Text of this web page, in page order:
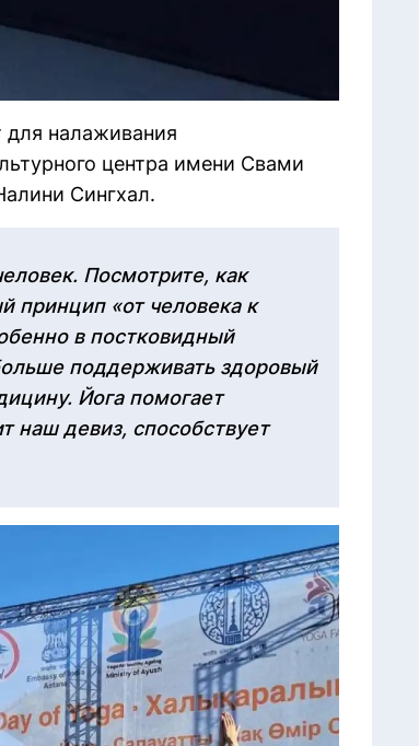
налаживания
центра имени Свами
Сингхал.
Посмотрите, как
принцип «от человека к
в постковидный
поддерживать здоровый
Йога помогает
наш девиз, способствует